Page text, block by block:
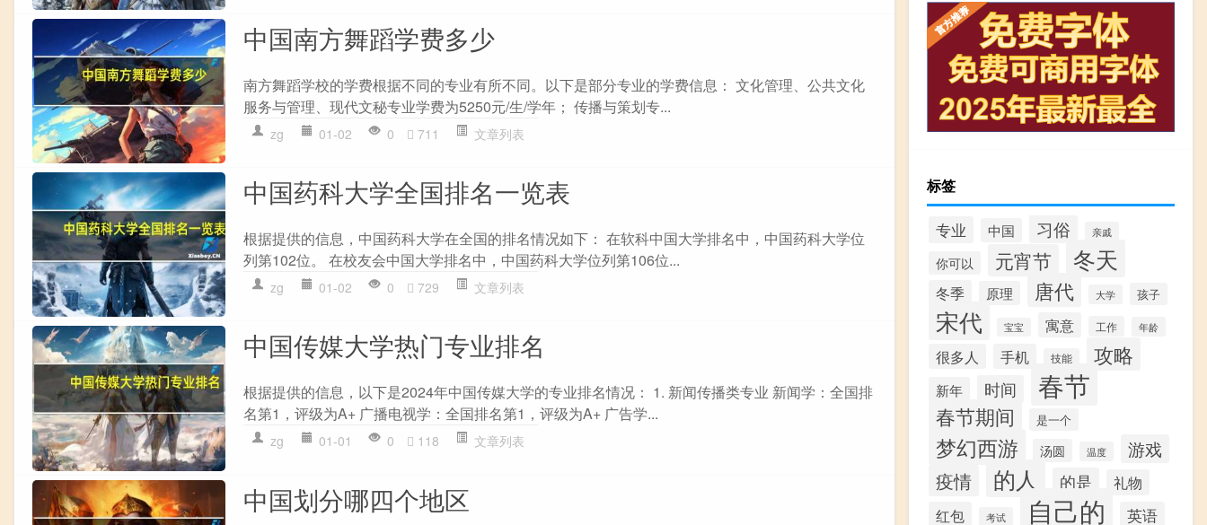
中国南方舞蹈学费多少
南方舞蹈学校的学费根据不同的专业有所不同。以下是部分专业的学费信息： 文化管理、公共文化
服务与管理、现代文秘专业学费为5250元/生/学年； 传播与策划专...
zg 01-02 0 711 文章列表
中国药科大学全国排名一览表
根据提供的信息，中国药科大学在全国的排名情况如下： 在软科中国大学排名中，中国药科大学位
列第102位。 在校友会中国大学排名中，中国药科大学位列第106位...
zg 01-02 0 729 文章列表
中国传媒大学热门专业排名
根据提供的信息，以下是2024年中国传媒大学的专业排名情况： 1. 新闻传播类专业 新闻学：全国排
名第1，评级为A+ 广播电视学：全国排名第1，评级为A+ 广告学...
zg 01-01 0 118 文章列表
中国划分哪四个地区
标签
专业 中国 习俗 亲戚
你可以 元宵节 冬天
冬季 原理 唐代 大学 孩子
宋代 宝宝 寓意 工作 年龄
很多人 手机 技能 攻略
新年 时间 春节
春节期间 是一个
梦幻西游 汤圆 温度 游戏
疫情 的人 的是 礼物
红包 考试 自己的 英语